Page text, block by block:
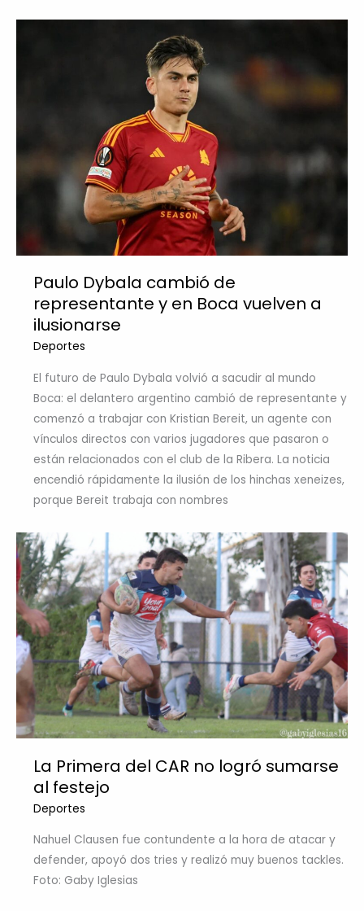
Paulo Dybala cambió de
representante y en Boca vuelven a
ilusionarse
Deportes
El futuro de Paulo Dybala volvió a sacudir al mundo
Boca: el delantero argentino cambió de representante y
comenzó a trabajar con Kristian Bereit, un agente con
vínculos directos con varios jugadores que pasaron o
están relacionados con el club de la Ribera. La noticia
encendió rápidamente la ilusión de los hinchas xeneizes,
porque Bereit trabaja con nombres
La Primera del CAR no logró sumarse
al festejo
Deportes
Nahuel Clausen fue contundente a la hora de atacar y
defender, apoyó dos tries y realizó muy buenos tackles.
Foto: Gaby Iglesias